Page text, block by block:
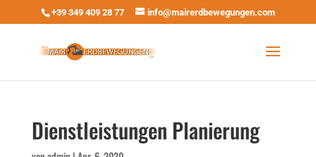
+39 349 409 28 77 info@mairerdbewegungen.com
Dienstleistungen Planierung